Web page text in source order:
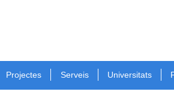
Projectes Serveis Universitats